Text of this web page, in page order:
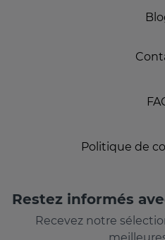
Politique de
Restez informés
Recevez notre